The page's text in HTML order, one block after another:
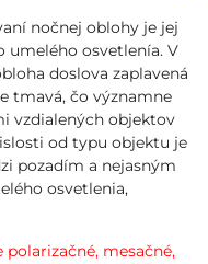
nočnej oblohy je jej
umelého osvetlenía. V
doslova zaplavená
tmavá, čo významne
vzdialených objektov
od typu objektu je
pozadím a nejasným
osvetlenia,
polarizačné, mesačné,